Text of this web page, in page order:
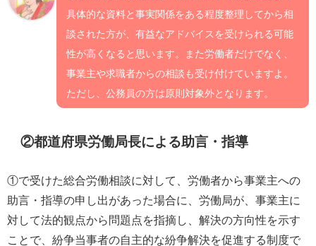
具体的な資料と事実関係をある程度整理してから相
談された方が、有益なアドバイスを受けられる可能
性が高くなると思います。また労働者だけでなく、
事業主や求職者からの相談も受け付けていますよ。
ただし、公務員の方は原則対象外となります。
②都道府県労働局長による助言・指導
①で受けた総合労働相談に対して、労働者から事業主への
助言・指導の申し出があった場合に、労働局が、事業主に
対して法的観点から問題点を指摘し、解決の方向性を示す
ことで、紛争当事者の自主的な紛争解決を促進する制度で